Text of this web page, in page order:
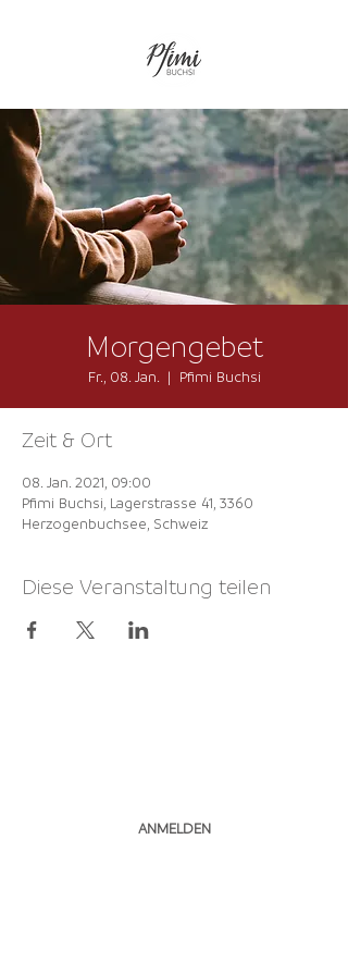
Morgengebet
Fr., 08. Jan.
  |
Pfimi Buchsi
Zeit & Ort
08. Jan. 2021, 09:00
Pfimi Buchsi, Lagerstrasse 41, 3360
Herzogenbuchsee, Schweiz
Diese Veranstaltung teilen
ANMELDEN